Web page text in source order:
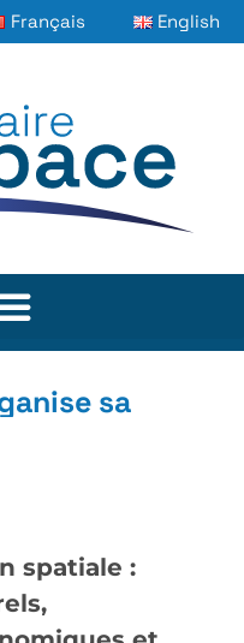
Français English
sa
spatiale :